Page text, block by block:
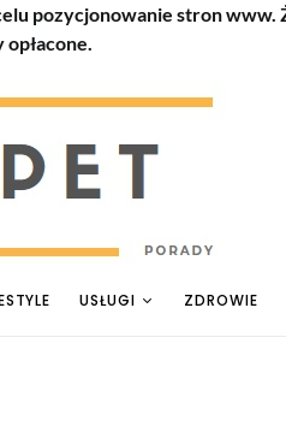
pozycjonowanie stron
opłacone.
USŁUGI ZDROWIE